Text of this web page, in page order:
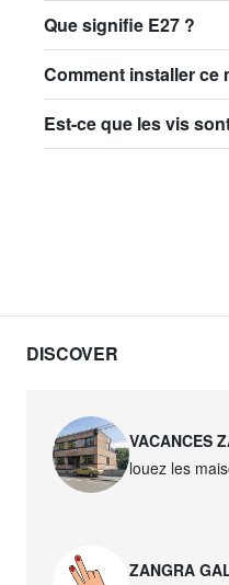
Que signifie E27 ?
Comment installer ce
Est-ce que les vis
DISCOVER
VACANCES
louez les
ZANGRA